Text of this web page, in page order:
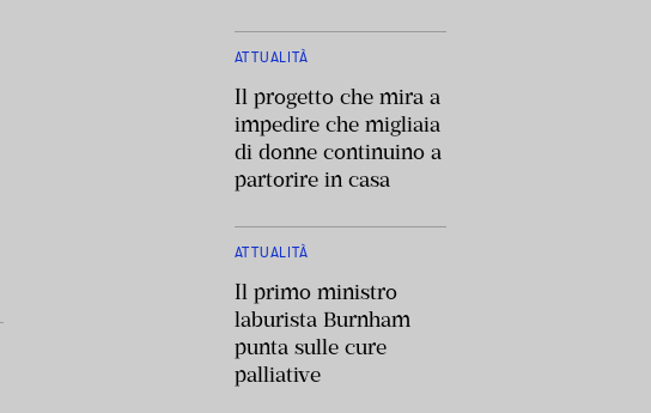
ATTUALITÀ
Il progetto che mira a
impedire che migliaia
di donne continuino a
partorire in casa
ATTUALITÀ
Il primo ministro
laburista Burnham
punta sulle cure
palliative